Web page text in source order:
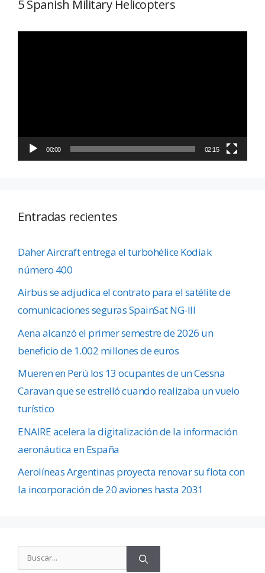
5 Spanish Military Helicopters
00:00 02:15
Entradas recientes
Daher Aircraft entrega el turbohélice Kodiak
número 400
Airbus se adjudica el contrato para el satélite de
comunicaciones seguras SpainSat NG-III
Aena alcanzó el primer semestre de 2026 un
beneficio de 1.002 millones de euros
Mueren en Perú los 13 ocupantes de un Cessna
Caravan que se estrelló cuando realizaba un vuelo
turístico
ENAIRE acelera la digitalización de la información
aeronáutica en España
Aerolíneas Argentinas proyecta renovar su flota con
la incorporación de 20 aviones hasta 2031